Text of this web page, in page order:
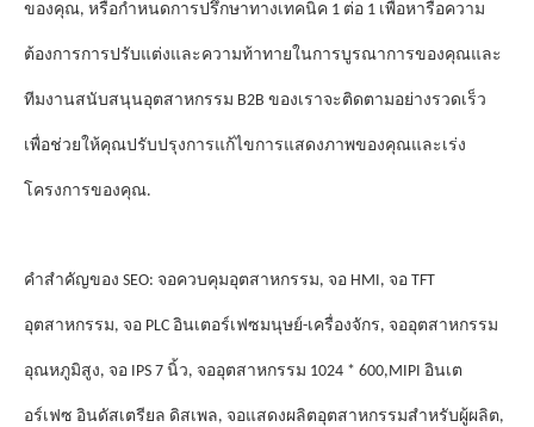
ของคุณ, หรือกําหนดการปรึกษาทางเทคนิค 1 ต่อ 1 เพื่อหารือความ
ต้องการการปรับแต่งและความท้าทายในการบูรณาการของคุณและ
ทีมงานสนับสนุนอุตสาหกรรม B2B ของเราจะติดตามอย่างรวดเร็ว
เพื่อช่วยให้คุณปรับปรุงการแก้ไขการแสดงภาพของคุณและเร่ง
โครงการของคุณ.
คําสําคัญของ SEO: จอควบคุมอุตสาหกรรม, จอ HMI, จอ TFT
อุตสาหกรรม, จอ PLC อินเตอร์เฟซมนุษย์-เครื่องจักร, จออุตสาหกรรม
อุณหภูมิสูง, จอ IPS 7 นิ้ว, จออุตสาหกรรม 1024 * 600,MIPI อินเต
อร์เฟซ อินดัสเตรียล ดิสเพล, จอแสดงผลิตอุตสาหกรรมสําหรับผู้ผลิต,